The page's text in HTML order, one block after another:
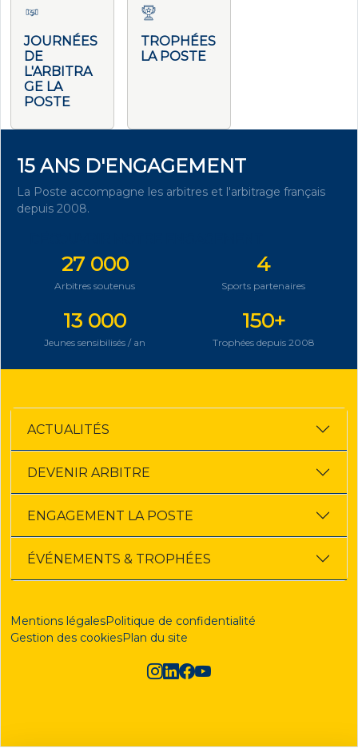
JOURNÉES
DE
L'ARBITRA
GE LA
POSTE
TROPHÉES
LA POSTE
15 ANS D'ENGAGEMENT
La Poste accompagne les arbitres et l'arbitrage français
depuis 2008.
27 000
Arbitres soutenus
4
Sports partenaires
13 000
Jeunes sensibilisés / an
150+
Trophées depuis 2008
ACTUALITÉS
DEVENIR ARBITRE
ENGAGEMENT LA POSTE
ÉVÉNEMENTS & TROPHÉES
Mentions légalesPolitique de confidentialité
Gestion des cookiesPlan du site